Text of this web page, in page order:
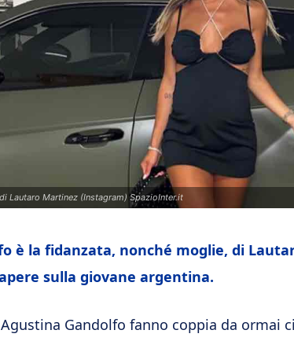
Lautaro Martinez (Instagram) SpazioInter.it
è la fidanzata, nonché moglie, di
sulla giovane argentina.
Gandolfo fanno coppia da ormai